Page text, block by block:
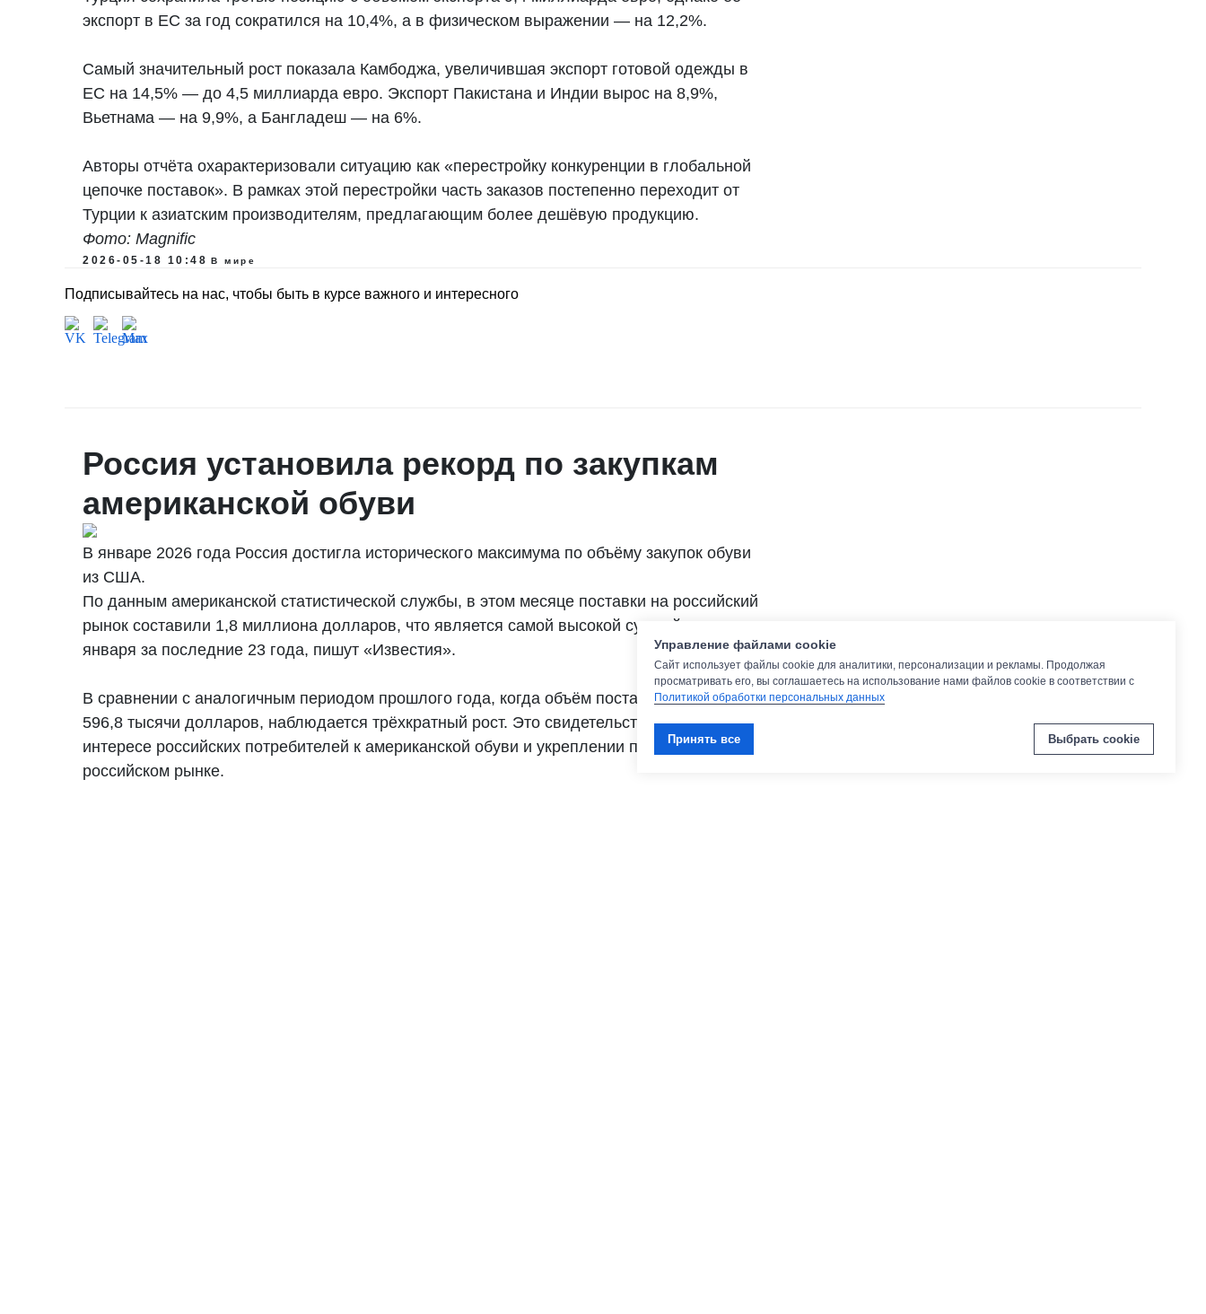
экспорт в ЕС за год сократился на 10,4%, а в физическом выражении — на 12,2%.
Самый значительный рост показала Камбоджа, увеличившая экспорт готовой одежды в
ЕС на 14,5% — до 4,5 миллиарда евро. Экспорт Пакистана и Индии вырос на 8,9%,
Вьетнама — на 9,9%, а Бангладеш — на 6%.
Авторы отчёта охарактеризовали ситуацию как «перестройку конкуренции в глобальной
цепочке поставок». В рамках этой перестройки часть заказов постепенно переходит от
Турции к азиатским производителям, предлагающим более дешёвую продукцию.
Фото: Magnific
2026-05-18 10:48 В мире
Подписывайтесь на нас, чтобы быть в курсе важного и интересного
Россия установила рекорд по закупкам
американской обуви
В январе 2026 года Россия достигла исторического максимума по объёму закупок обуви
из США.
По данным американской статистической службы, в этом месяце поставки на российский
рынок составили 1,8 миллиона долларов, что является самой высокой суммой для
января за последние 23 года, пишут «Известия».
В сравнении с аналогичным периодом прошлого года, когда объём поставок составил
596,8 тысячи долларов, наблюдается трёхкратный рост. Это свидетельствует о растущем
интересе российских потребителей к американской обуви и укреплении позиций США на
российском рынке.
Управление файлами cookie
Сайт использует файлы cookie для аналитики, персонализации и рекламы. Продолжая
просматривать его, вы соглашаетесь на использование нами файлов cookie в соответствии с
Политикой обработки персональных данных
Принять все Выбрать cookie